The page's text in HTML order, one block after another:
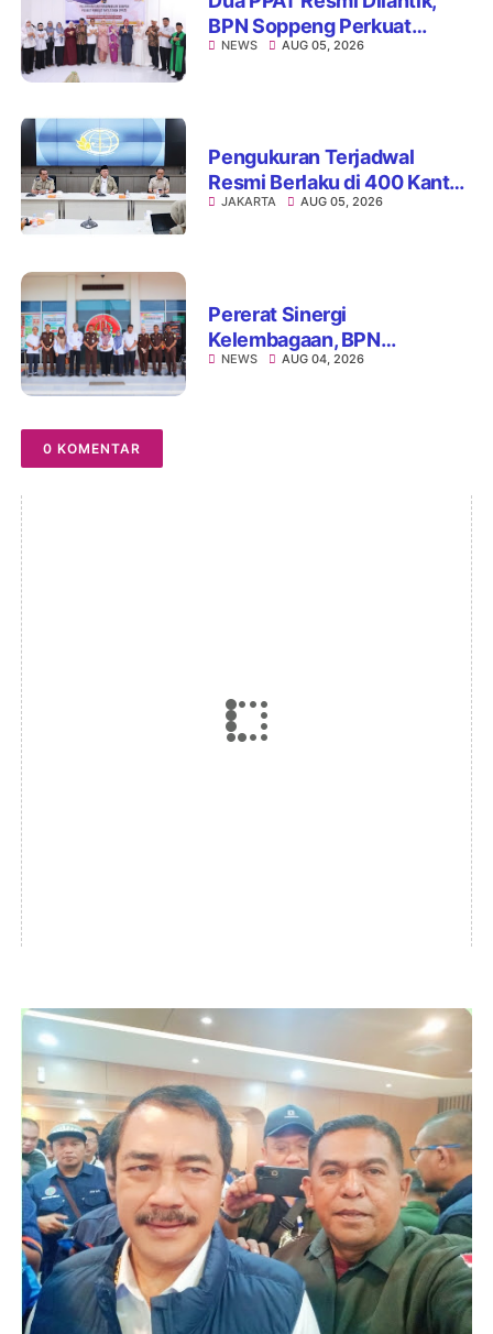
BPN Soppeng Perkuat
Pelayanan Pertanahan
NEWS AUG 05, 2026
Pengukuran Terjadwal
Resmi Berlaku di 400 Kantor
Pertanahan, ATR/BPN Jamin
JAKARTA AUG 05, 2026
Pererat Sinergi
Kelembagaan, BPN
Kabupaten Soppeng dan
NEWS AUG 04, 2026
0 KOMENTAR